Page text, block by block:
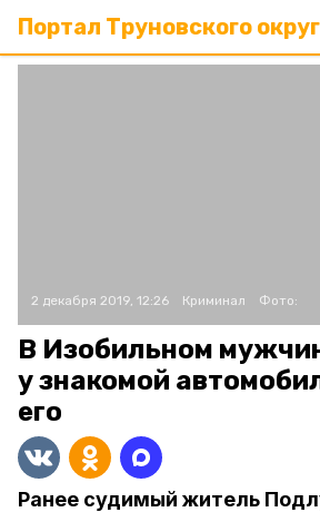
Портал Труновского
2 декабря 2019, 12:26 Криминал Фото:
В Изобильном
у знакомой
его
Ранее судимый житель